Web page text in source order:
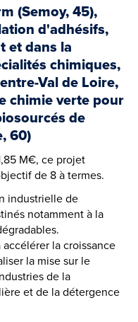
(Semoy, 45),
d'adhésifs,
et dans la
chimiques,
Val de Loire,
chimie verte pour
de
60)
M€, ce projet
de 8 à termes.
industrielle de
notamment à la
la croissance
la mise sur le
de la
et de la détergence